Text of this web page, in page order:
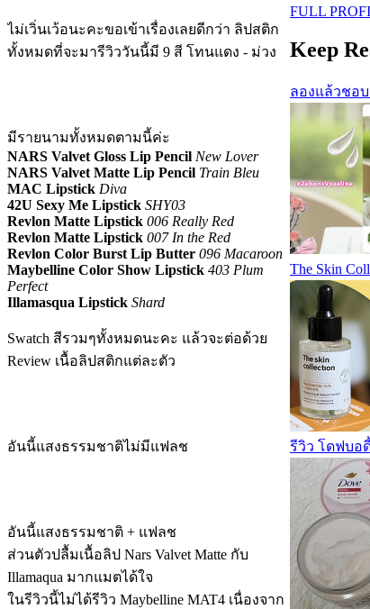
ไม่เวิ่นเว้อนะคะขอเข้าเรื่องเลยดีกว่า ลิปสติก
ทั้งหมดที่จะมารีวิววันนี้มี 9 สี โทนแดง - ม่วง
มีรายนามทั้งหมดตามนี้ค่ะ
NARS Valvet Gloss Lip Pencil New Lover
NARS Valvet Matte Lip Pencil Train Bleu
MAC Lipstick Diva
42U Sexy Me Lipstick SHY03
Revlon Matte Lipstick 006 Really Red
Revlon Matte Lipstick 007 In the Red
Revlon Color Burst Lip Butter 096 Macaroon
Maybelline Color Show Lipstick 403 Plum
Perfect
Illamasqua Lipstick Shard
Swatch สีรวมๆทั้งหมดนะคะ แล้วจะต่อด้วย
Review เนื้อลิปสติกแต่ละตัว
อันนี้แสงธรรมชาติไม่มีแฟลช
อันนี้แสงธรรมชาติ + แฟลช
ส่วนตัวปลื้มเนื้อลิป Nars Valvet Matte กับ
Illamaqua มากแมตได้ใจ
ในรีวิวนี้ไม่ได้รีวิว Maybelline MAT4 เนื่องจาก
FULL
Keep
ลองแล้วชอบ
The Skin
รีวิว โดฟบอ